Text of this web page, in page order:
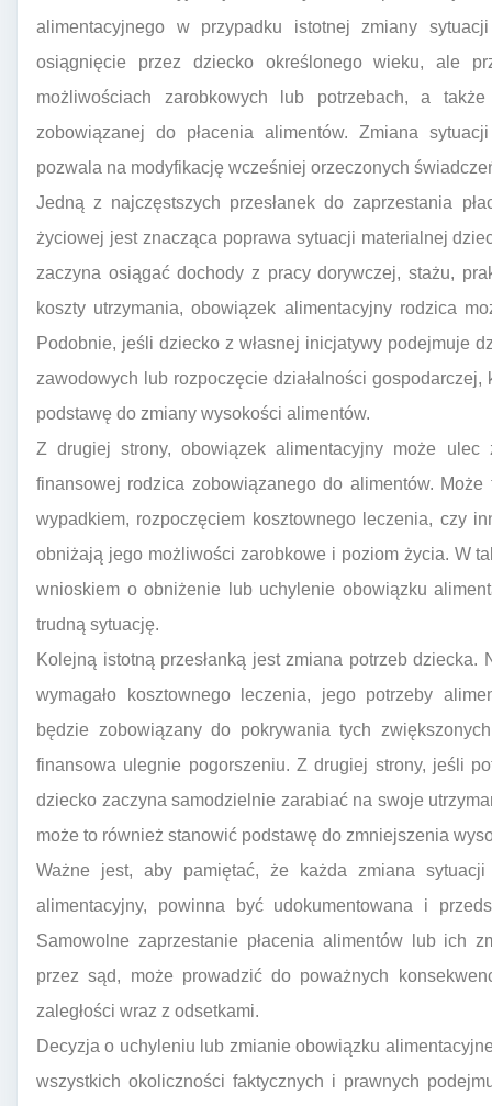
alimentacyjnego w przypadku istotnej zmiany
osiągnięcie przez dziecko określonego wieku, ale
możliwościach zarobkowych lub potrzebach, a
zobowiązanej do płacenia alimentów. Zmiana
pozwala na modyfikację wcześniej orzeczonych
Jedną z najczęstszych przesłanek do zaprzestania
życiowej jest znacząca poprawa sytuacji materialnej
zaczyna osiągać dochody z pracy dorywczej, stażu,
koszty utrzymania, obowiązek alimentacyjny rodzica
Podobnie, jeśli dziecko z własnej inicjatywy podejmuje
zawodowych lub rozpoczęcie działalności
podstawę do zmiany wysokości alimentów.
Z drugiej strony, obowiązek alimentacyjny może
finansowej rodzica zobowiązanego do alimentów.
wypadkiem, rozpoczęciem kosztownego leczenia, czy
obniżają jego możliwości zarobkowe i poziom życia. W
wnioskiem o obniżenie lub uchylenie obowiązku
trudną sytuację.
Kolejną istotną przesłanką jest zmiana potrzeb
wymagało kosztownego leczenia, jego potrzeby
będzie zobowiązany do pokrywania tych
finansowa ulegnie pogorszeniu. Z drugiej strony, jeśli
dziecko zaczyna samodzielnie zarabiać na swoje
może to również stanowić podstawę do zmniejszenia
Ważne jest, aby pamiętać, że każda zmiana
alimentacyjny, powinna być udokumentowana i
Samowolne zaprzestanie płacenia alimentów lub ich
przez sąd, może prowadzić do poważnych
zaległości wraz z odsetkami.
Decyzja o uchyleniu lub zmianie obowiązku
wszystkich okoliczności faktycznych i prawnych